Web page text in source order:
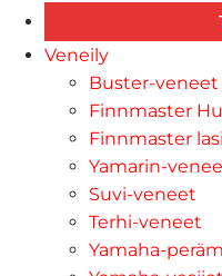
Veneily
Buster-veneet
Finnmaster
Finnmaster
Yamarin-
Suvi-veneet
Terhi-veneet
Yamaha-